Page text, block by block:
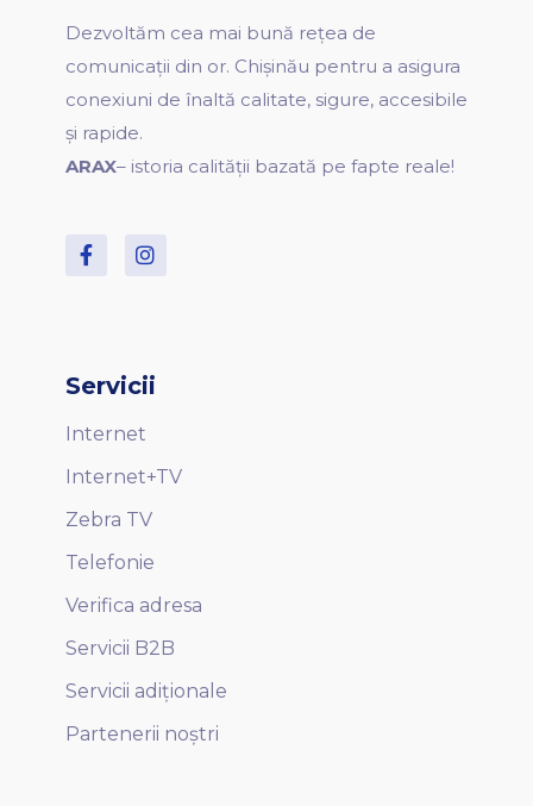
Dezvoltăm cea mai bună rețea de
comunicații din or. Chișinău pentru a asigura
conexiuni de înaltă calitate, sigure, accesibile
și rapide.
ARAX– istoria calității bazată pe fapte reale!
Servicii
Internet
Internet+TV
Zebra TV
Telefonie
Verifica adresa
Servicii B2B
Servicii adiționale
Partenerii noștri